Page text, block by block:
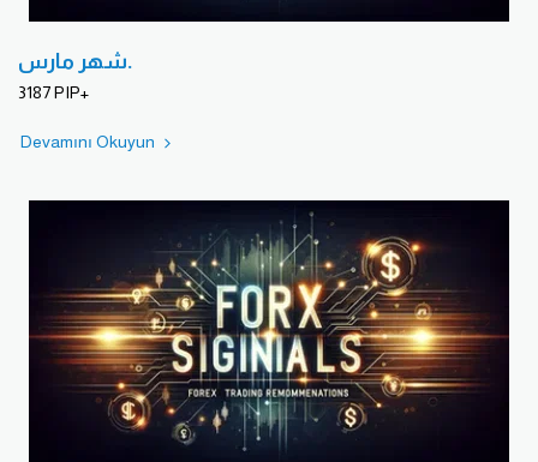
شهر مارس.
3187 PIP+
Devamını Okuyun